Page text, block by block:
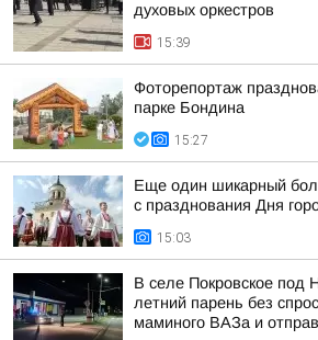
духовых оркестров
15:39
Фоторепортаж
парке Бондина
15:27
Еще один шикарный
с празднования Дня
15:03
В селе Покровское под
летний парень без
маминого ВАЗа и